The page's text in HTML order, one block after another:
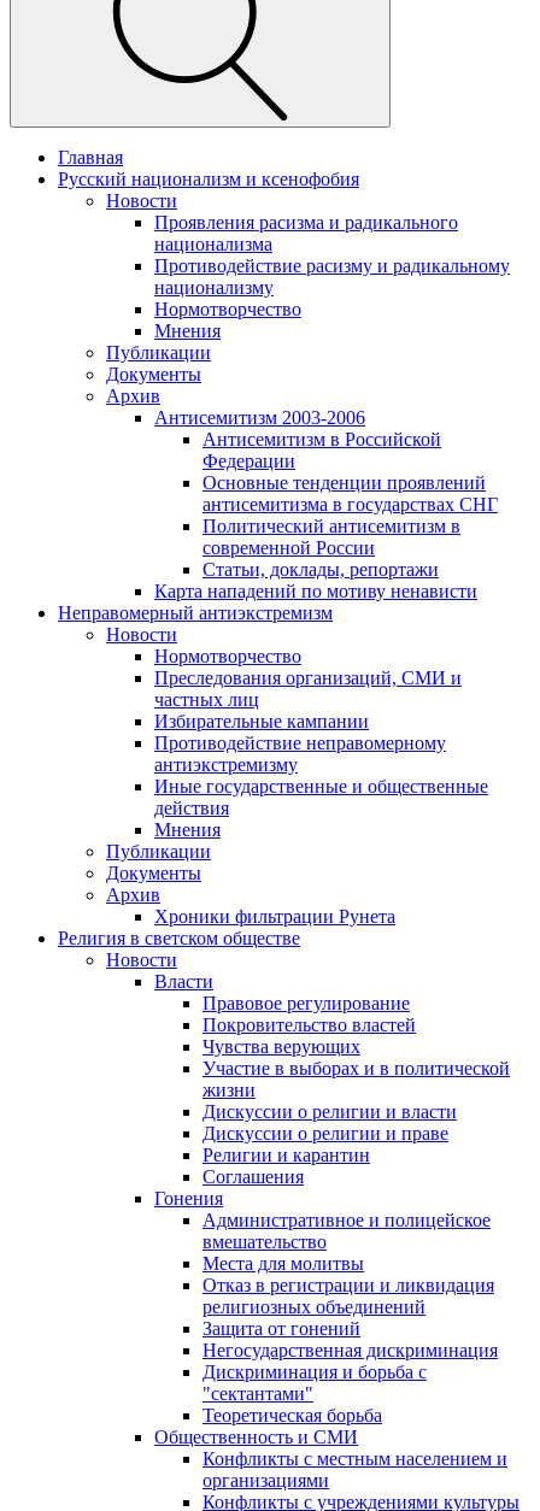
Главная
Русский национализм и ксенофобия
Новости
Проявления расизма и радикального
национализма
Противодействие расизму и радикальному
национализму
Нормотворчество
Мнения
Публикации
Документы
Архив
Антисемитизм 2003-2006
Антисемитизм в Российской
Федерации
Основные тенденции проявлений
антисемитизма в государствах СНГ
Политический антисемитизм в
современной России
Статьи, доклады, репортажи
Карта нападений по мотиву ненависти
Неправомерный антиэкстремизм
Новости
Нормотворчество
Преследования организаций, СМИ и
частных лиц
Избирательные кампании
Противодействие неправомерному
антиэкстремизму
Иные государственные и общественные
действия
Мнения
Публикации
Документы
Архив
Хроники фильтрации Рунета
Религия в светском обществе
Новости
Власти
Правовое регулирование
Покровительство властей
Чувства верующих
Участие в выборах и в политической
жизни
Дискуссии о религии и власти
Дискуссии о религии и праве
Религии и карантин
Соглашения
Гонения
Административное и полицейское
вмешательство
Места для молитвы
Отказ в регистрации и ликвидация
религиозных объединений
Защита от гонений
Негосударственная дискриминация
Дискриминация и борьба с
"сектантами"
Теоретическая борьба
Общественность и СМИ
Конфликты с местным населением и
организациями
Конфликты с учреждениями культуры